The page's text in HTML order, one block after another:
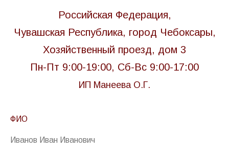
Российская Федерация,
Чувашская Республика, город Чебоксары,
Хозяйственный проезд, дом 3
Пн-Пт 9:00-19:00, Сб-Вс 9:00-17:00
ИП Манеева О.Г.
ФИО